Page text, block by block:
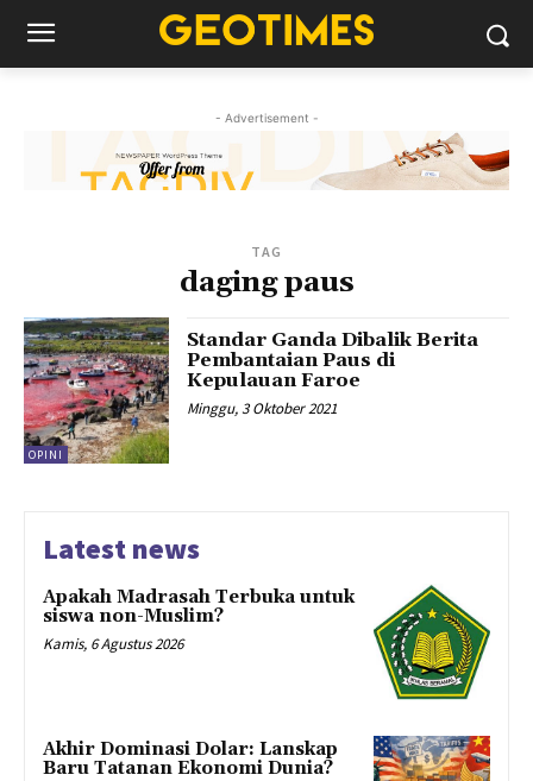
- Advertisement -
TAG
daging paus
OPINI
Standar Ganda Dibalik Berita
Pembantaian Paus di
Kepulauan Faroe
Minggu, 3 Oktober 2021
Latest news
Apakah Madrasah Terbuka untuk
siswa non-Muslim?
Kamis, 6 Agustus 2026
Akhir Dominasi Dolar: Lanskap
Baru Tatanan Ekonomi Dunia?